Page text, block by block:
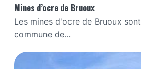
Mines d’ocre de Bruoux
Les mines d'ocre de Bruoux
commune de...